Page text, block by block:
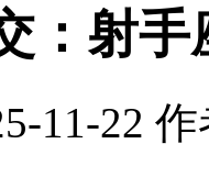
：射
11-22 作